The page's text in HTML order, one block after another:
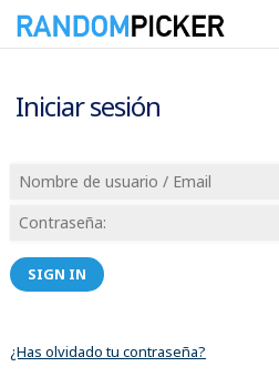
Iniciar sesión
SIGN IN
¿Has olvidado tu contraseña?